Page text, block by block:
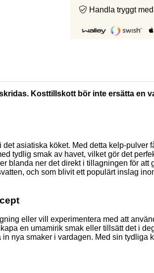
Handla tryggt
Kosttillskott bör inte ersätta en
asiatiska köket. Med detta kelp-
tydlig smak av havet, vilket gör det
blanda ner det direkt i tillagningen för
och som blivit ett populärt inslag
eller vill experimentera med att
en umamirik smak eller tillsätt det i
nya smaker i vardagen. Med sin